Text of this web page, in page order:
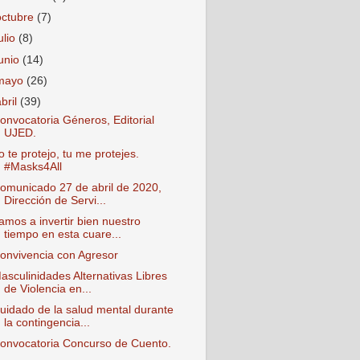
(7)
(8)
(14)
(26)
(39)
Géneros, Editorial
UJED.
te protejo, tu me protejes.
#Masks4All
27 de abril de 2020,
Dirección de Servi...
a invertir bien nuestro
tiempo en esta cuare...
con Agresor
Alternativas Libres
de Violencia en...
de la salud mental durante
la contingencia...
Concurso de Cuento.